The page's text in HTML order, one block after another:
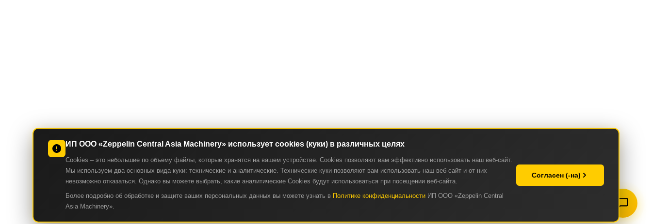
ИП ООО «Zeppelin Central Asia Machinery» использует cookies (куки) в различных целях
Cookies – это небольшие по объему файлы, которые хранятся на вашем устройстве. Cookies позволяют вам эффективно использовать наш веб-сайт.
Мы используем два основных вида куки: технические и аналитические. Технические куки позволяют вам использовать наш веб-сайт и от них
невозможно отказаться. Однако вы можете выбрать, какие аналитические Cookies будут использоваться при посещении веб-сайта.
Более подробно об обработке и защите ваших персональных данных вы можете узнать в Политике конфиденциальности ИП ООО «Zeppelin Central
Asia Machinery».
Согласен (-на)